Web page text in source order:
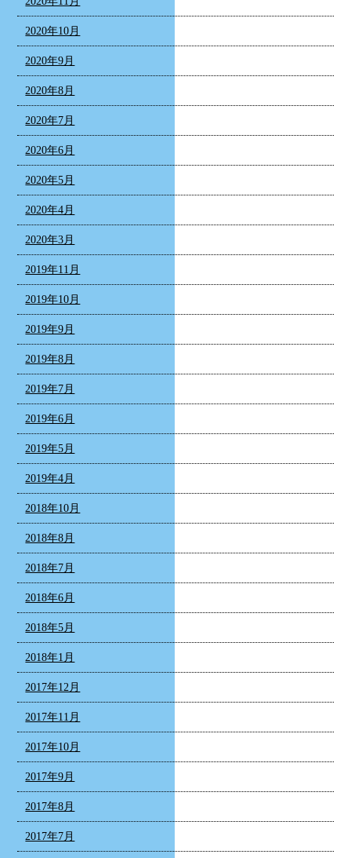
2020年10月
2020年9月
2020年8月
2020年7月
2020年6月
2020年5月
2020年4月
2020年3月
2019年11月
2019年10月
2019年9月
2019年8月
2019年7月
2019年6月
2019年5月
2019年4月
2018年10月
2018年8月
2018年7月
2018年6月
2018年5月
2018年1月
2017年12月
2017年11月
2017年10月
2017年9月
2017年8月
2017年7月